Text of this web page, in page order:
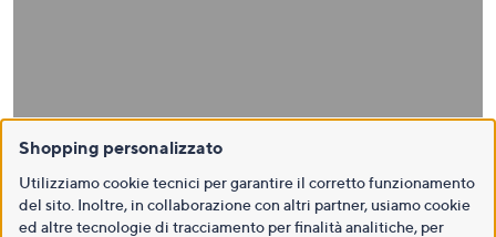
Shopping personalizzato
Utilizziamo cookie tecnici per garantire il corretto funzionamento
del sito. Inoltre, in collaborazione con altri partner, usiamo cookie
ed altre tecnologie di tracciamento per finalità analitiche, per